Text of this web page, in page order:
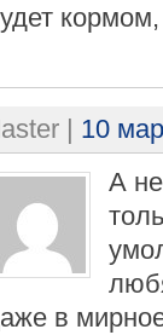
| 10
А
в